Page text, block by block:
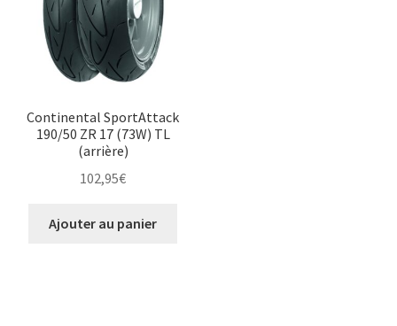
Continental SportAttack
190/50 ZR 17 (73W) TL
(arrière)
102,95€
Ajouter au panier